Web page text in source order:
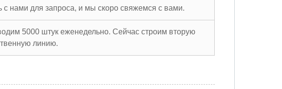
с нами для запроса, и мы скоро свяжемся с вами.
5000 штук еженедельно. Сейчас строим вторую
линию.